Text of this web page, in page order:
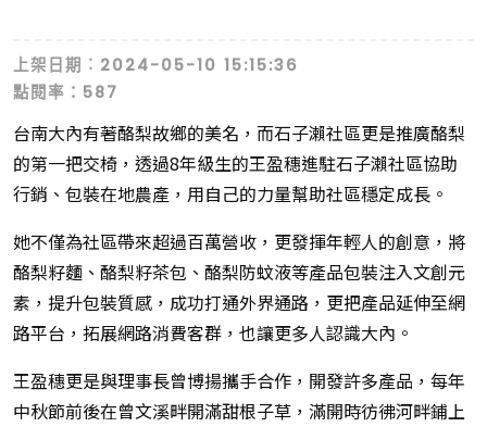
上架日期︰2024-05-10 15:15:36
點閱率：587
台南大內有著酪梨故鄉的美名，而石子瀨社區更是推廣酪梨
的第一把交椅，透過8年級生的王盈穗進駐石子瀨社區協助
行銷、包裝在地農產，用自己的力量幫助社區穩定成長。
她不僅為社區帶來超過百萬營收，更發揮年輕人的創意，將
酪梨籽麵、酪梨籽茶包、酪梨防蚊液等產品包裝注入文創元
素，提升包裝質感，成功打通外界通路，更把產品延伸至網
路平台，拓展網路消費客群，也讓更多人認識大內。
王盈穗更是與理事長曾博揚攜手合作，開發許多產品，每年
中秋節前後在曾文溪畔開滿甜根子草，滿開時彷彿河畔鋪上